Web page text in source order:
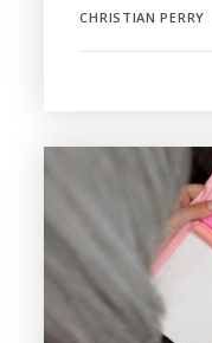
CHRISTIAN PERRY